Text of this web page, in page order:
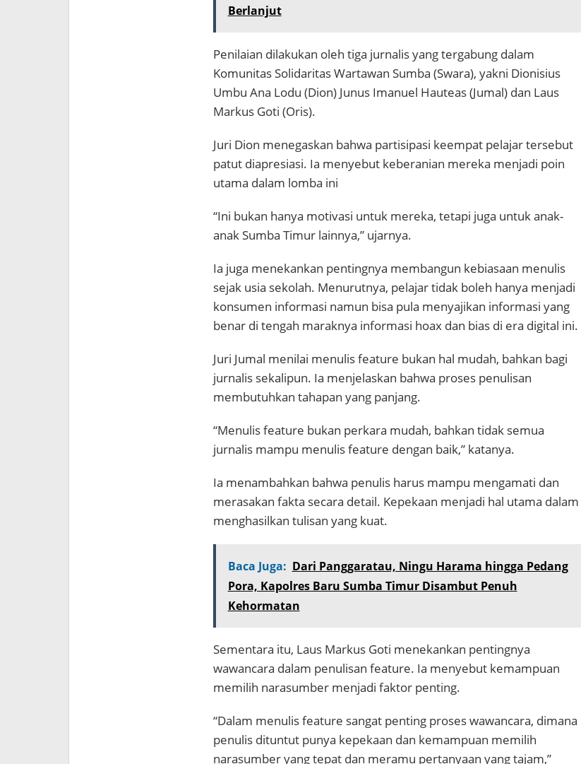
Berlanjut
Penilaian dilakukan oleh tiga jurnalis yang tergabung dalam
Komunitas Solidaritas Wartawan Sumba (Swara), yakni Dionisius
Umbu Ana Lodu (Dion) Junus Imanuel Hauteas (Jumal) dan Laus
Markus Goti (Oris).
Juri Dion menegaskan bahwa partisipasi keempat pelajar tersebut
patut diapresiasi. Ia menyebut keberanian mereka menjadi poin
utama dalam lomba ini
“Ini bukan hanya motivasi untuk mereka, tetapi juga untuk anak-
anak Sumba Timur lainnya,” ujarnya.
Ia juga menekankan pentingnya membangun kebiasaan menulis
sejak usia sekolah. Menurutnya, pelajar tidak boleh hanya menjadi
konsumen informasi namun bisa pula menyajikan informasi yang
benar di tengah maraknya informasi hoax dan bias di era digital ini.
Juri Jumal menilai menulis feature bukan hal mudah, bahkan bagi
jurnalis sekalipun. Ia menjelaskan bahwa proses penulisan
membutuhkan tahapan yang panjang.
“Menulis feature bukan perkara mudah, bahkan tidak semua
jurnalis mampu menulis feature dengan baik,” katanya.
Ia menambahkan bahwa penulis harus mampu mengamati dan
merasakan fakta secara detail. Kepekaan menjadi hal utama dalam
menghasilkan tulisan yang kuat.
Baca Juga: Dari Panggaratau, Ningu Harama hingga Pedang
Pora, Kapolres Baru Sumba Timur Disambut Penuh
Kehormatan
Sementara itu, Laus Markus Goti menekankan pentingnya
wawancara dalam penulisan feature. Ia menyebut kemampuan
memilih narasumber menjadi faktor penting.
“Dalam menulis feature sangat penting proses wawancara, dimana
penulis dituntut punya kepekaan dan kemampuan memilih
narasumber yang tepat dan meramu pertanyaan yang tajam,”